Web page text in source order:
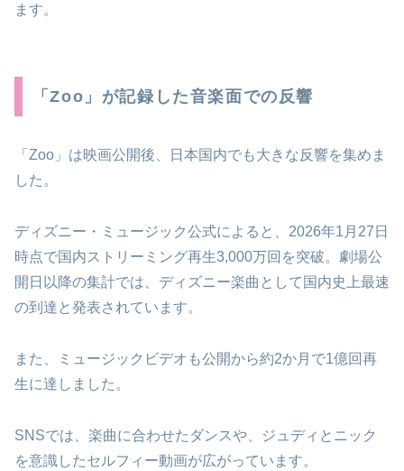
ます。
「Zoo」が記録した音楽面での反響
「Zoo」は映画公開後、日本国内でも大きな反響を集めま
した。
ディズニー・ミュージック公式によると、2026年1月27日
時点で国内ストリーミング再生3,000万回を突破。劇場公
開日以降の集計では、ディズニー楽曲として国内史上最速
の到達と発表されています。
また、ミュージックビデオも公開から約2か月で1億回再
生に達しました。
SNSでは、楽曲に合わせたダンスや、ジュディとニック
を意識したセルフィー動画が広がっています。